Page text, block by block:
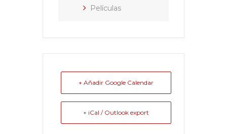
Películas
+ Añadir Google Calendar
+ iCal / Outlook export